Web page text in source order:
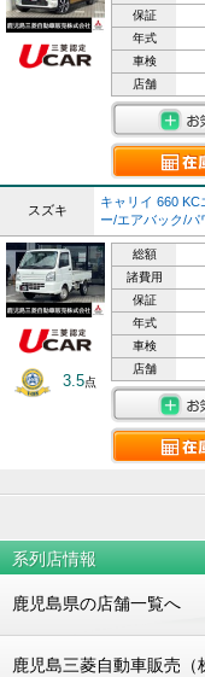
保証
年式
車検
店舗
スズキ
キャリイ 660
ー/エアバック/パ
3.5点
総額
諸費用
保証
年式
車検
店舗
系列店情報
鹿児島県の店舗一覧へ
鹿児島三菱自動車販売（